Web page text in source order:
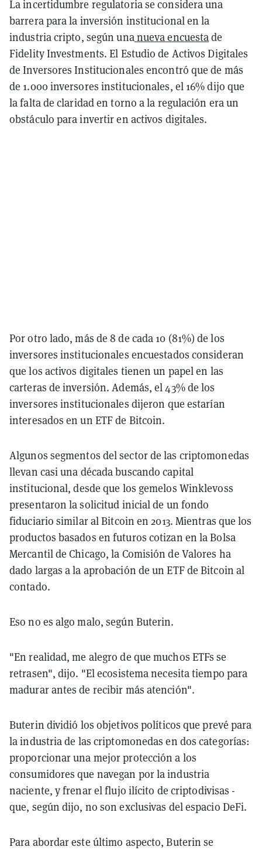
La incertidumbre regulatoria se considera una
barrera para la inversión institucional en la
industria cripto, según unanueva encuestade
Fidelity Investments. El Estudio de Activos Digitales
de Inversores Institucionales encontró que de más
de 1.000 inversores institucionales, el 16% dijo que
la falta de claridad en torno a la regulación era un
obstáculo para invertir en activos digitales.
Por otro lado, más de 8 de cada 10 (81%) de los
inversores institucionales encuestados consideran
que los activos digitales tienen un papel en las
carteras de inversión. Además, el 43% de los
inversores institucionales dijeron que estarían
interesados en un ETF de Bitcoin.
Algunos segmentos del sector de las criptomonedas
llevan casi una década buscando capital
institucional, desde que los gemelos Winklevoss
presentaron la solicitud inicial de un fondo
fiduciario similar al Bitcoin en 2013. Mientras que los
productos basados en futuros cotizan en la Bolsa
Mercantil de Chicago, la Comisión de Valores ha
dado largas a la aprobación de un ETF de Bitcoin al
contado.
Eso no es algo malo, según Buterin.
"En realidad, me alegro de que muchos ETFs se
retrasen", dijo. "El ecosistema necesita tiempo para
madurar antes de recibir más atención".
Buterin dividió los objetivos políticos que prevé para
la industria de las criptomonedas en dos categorías:
proporcionar una mejor protección a los
consumidores que navegan por la industria
naciente, y frenar el flujo ilícito de criptodivisas -
que, según dijo, no son exclusivas del espacio DeFi.
Para abordar este último aspecto, Buterin se